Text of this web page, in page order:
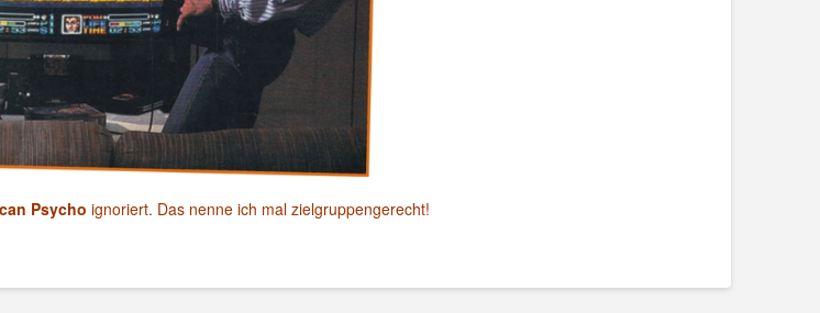
Psycho ignoriert. Das nenne ich mal zielgruppengerecht!